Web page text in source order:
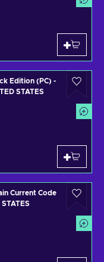
Edition (PC) -
STATES
Current Code